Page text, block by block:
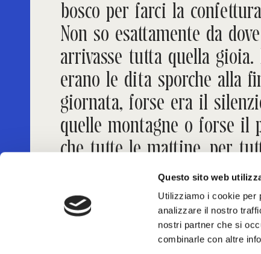
Questo sito web
Utilizziamo i cookie per
analizzare il nostro
nostri partner che si
combinarle con altre
bosco per farci la
Non so esattamente da
arrivasse tutta quella gioia.
erano le dita sporche alla
giornata, forse era il
quelle montagne o forse il
che tutte le mattine, per
l’inverno, nella confettura
avrei riprovato tutta quella